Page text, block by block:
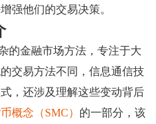
强他们的交易决策。
的金融市场方法，专注于大
交易方法不同，信息通信技
，还涉及理解这些变动背后
概念（SMC） 的一部分，该